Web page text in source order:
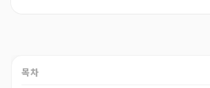
목차